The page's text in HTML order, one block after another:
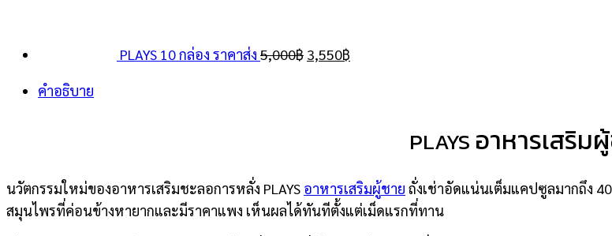
PLAYS 10 กล่อง ราคาส่ง 5,000฿5,000฿.
3,550฿3,550฿.
คำอธิบาย
PLAYS อาหารเสริม
นวัตกรรมใหม่ของอาหารเสริมชะลอการหลั่ง PLAYS อาหารเสริมผู้ชาย ถั่งเช่าอัดแน่นเต็มแคปซูลมากถึง
สมุนไพรที่ค่อนข้างหายากและมีราคาแพง เห็นผลได้ทันทีตั้งแต่เม็ดแรกที่ทาน